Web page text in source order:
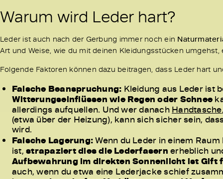
Warum wird Leder hart?
Leder ist auch nach der Gerbung immer noch ein
Art und Weise, wie du mit deinen Kleidungsstücken
Folgende Faktoren können dazu beitragen, dass Leder hart
Falsche Beanspruchung: Kleidung aus Leder ist
Witterungseinflüssen wie Regen oder Schnee
allerdings aufquellen. Und wer danach Handtasche
(etwa über der Heizung), kann sich sicher sein,
wird.
Falsche Lagerung:Wenn du Leder in einem
ist,strapaziert dies die Lederfasern erheblich
Aufbewahrung im direkten Sonnenlicht ist Gift
auch, wenn du etwa eine Lederjacke schief